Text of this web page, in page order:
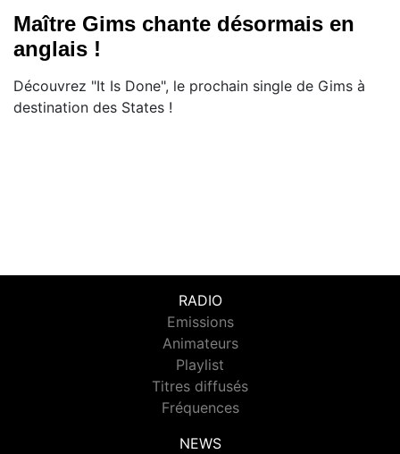
Maître Gims chante désormais en
anglais !
Découvrez "It Is Done", le prochain single de Gims à
destination des States !
RADIO
Emissions
Animateurs
Playlist
Titres diffusés
Fréquences
NEWS